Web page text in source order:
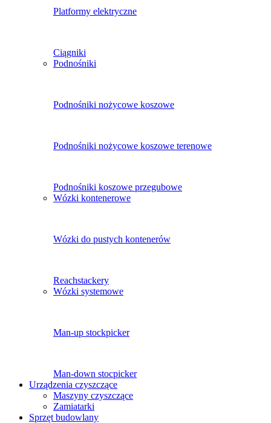
Platformy elektryczne
Ciągniki
Podnośniki
Podnośniki nożycowe koszowe
Podnośniki nożycowe koszowe terenowe
Podnośniki koszowe przegubowe
Wózki kontenerowe
Wózki do pustych kontenerów
Reachstackery
Wózki systemowe
Man-up stockpicker
Man-down stocpicker
Urządzenia czyszczące
Maszyny czyszczące
Zamiatarki
Sprzęt budowlany